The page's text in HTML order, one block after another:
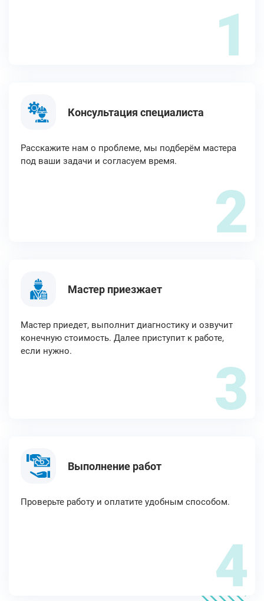
1
Консультация специалиста
Расскажите нам о проблеме, мы подберём мастера
под ваши задачи и согласуем время.
2
Мастер приезжает
Мастер приедет, выполнит диагностику и озвучит
конечную стоимость. Далее приступит к работе,
если нужно.
3
Выполнение работ
Проверьте работу и оплатите удобным способом.
4